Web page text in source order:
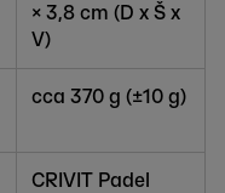
× 3,8 cm (D x Š x
V)
cca 370 g (±10 g)
CRIVIT Padel